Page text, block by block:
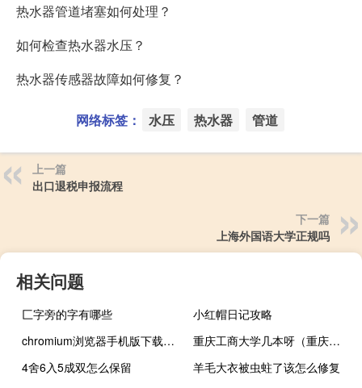
热水器管道堵塞如何处理？
如何检查热水器水压？
热水器传感器故障如何修复？
网络标签： 水压 热水器 管道
上一篇
出口退税申报流程
下一篇
上海外国语大学正规吗
相关问题
匚字旁的字有哪些
小红帽日记攻略
chromium浏览器手机版下载（chromium浏览器官网）
重庆工商大学几本呀（重庆工商大学几本）
4舍6入5成双怎么保留
羊毛大衣被虫蛀了该怎么修复